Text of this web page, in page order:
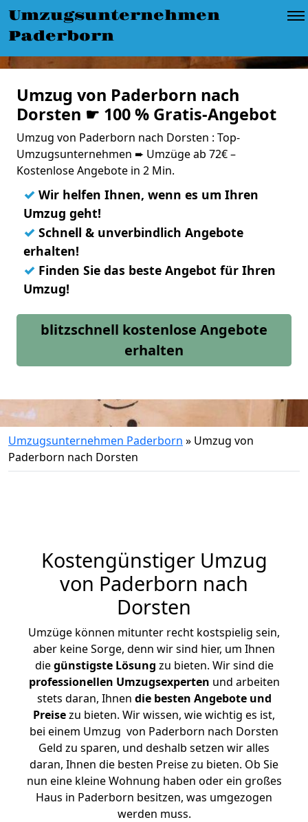
Umzugsunternehmen
Paderborn
Umzug von Paderborn nach
Dorsten ☛ 100 % Gratis-Angebot
Umzug von Paderborn nach Dorsten : Top-
Umzugsunternehmen ➨ Umzüge ab 72€ –
Kostenlose Angebote in 2 Min.
✓ Wir helfen Ihnen, wenn es um Ihren
Umzug geht!
✓ Schnell & unverbindlich Angebote
erhalten!
✓ Finden Sie das beste Angebot für Ihren
Umzug!
blitzschnell kostenlose Angebote
erhalten
Umzugsunternehmen Paderborn » Umzug von
Paderborn nach Dorsten
Kostengünstiger Umzug
von Paderborn nach
Dorsten
Umzüge können mitunter recht kostspielig sein,
aber keine Sorge, denn wir sind hier, um Ihnen
diegünstigste Lösung zu bieten. Wir sind die
professionellen Umzugsexperten und arbeiten
stets daran, Ihnen die besten Angebote und
Preisezu bieten. Wir wissen, wie wichtig es ist,
bei einem Umzug von Paderborn nach Dorsten
Geld zu sparen, und deshalb setzen wir alles
daran, Ihnen die besten Preise zu bieten. Ob Sie
nun eine kleine Wohnung haben oder ein großes
Haus in Paderborn besitzen, was umgezogen
werden muss.